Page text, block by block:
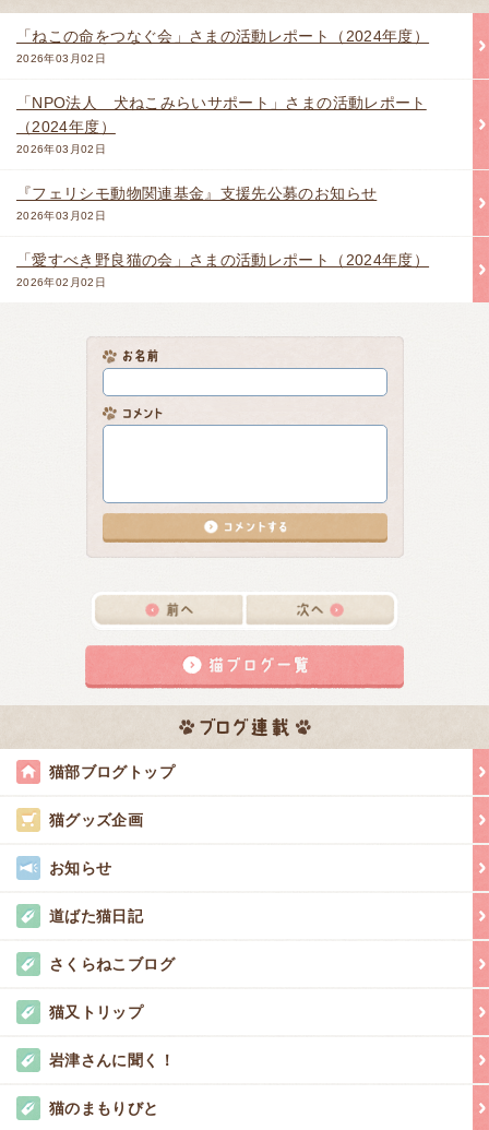
「ねこの命をつなぐ会」さまの活動レポート（2024年度）
2026年03月02日
「NPO法人 犬ねこみらいサポート」さまの活動レポート
（2024年度）
2026年03月02日
『フェリシモ動物関連基金』支援先公募のお知らせ
2026年03月02日
「愛すべき野良猫の会」さまの活動レポート（2024年度）
2026年02月02日
猫部ブログトップ
猫グッズ企画
お知らせ
道ばた猫日記
さくらねこブログ
猫又トリップ
岩津さんに聞く！
猫のまもりびと